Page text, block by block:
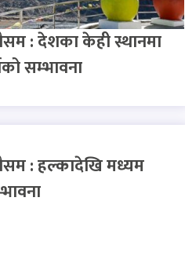
: देशका केही स्थानमा
सम्भावना
: हल्कादेखि मध्यम